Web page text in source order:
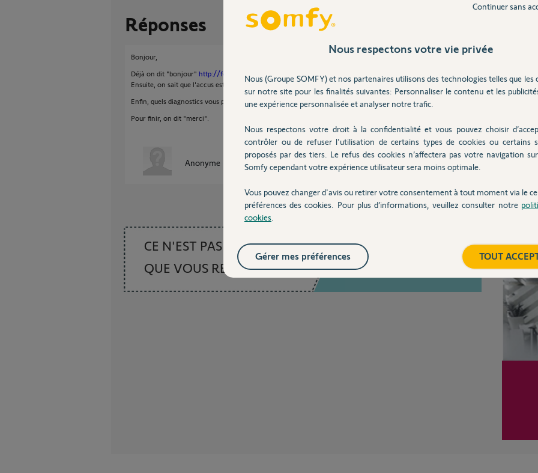
Réponses
Bonjour,
Déjà on dit "bonjour" http://forum.somfy.fr/
Ensuite, on sait que l'accus est garanti 5 ans, inutile de l'entourer.
Enfin, quels diagnostics vous permet d’affirmer que cet accus est HS.
Pour finir, on dit "merci".
Anonyme il y a plus de 6 ans
CE N'EST PAS CE
QUE VOUS RECHERCHEZ
Posez votre question
41
arrêt
6réponses
Nous respectons votre vie privée
Nous (Groupe SOMFY) et nos partenaires utilisons des technologies telles que les
sur notre site pour les finalités suivantes: Personnaliser le contenu et les
une expérience personnalisée et analyser notre trafic.
Nous respectons votre droit à la confidentialité et vous pouvez choisir
contrôler ou de refuser l'utilisation de certains types de cookies ou certains
proposés par des tiers. Le refus des cookies n’affectera pas votre navigation
Somfy cependant votre expérience utilisateur sera moins optimale.
Vous pouvez changer d'avis ou retirer votre consentement à tout moment via le
préférences des cookies. Pour plus d’informations, veuillez consulter notre
cookies
Continuer sans
TOUT
Gérer mes préférences